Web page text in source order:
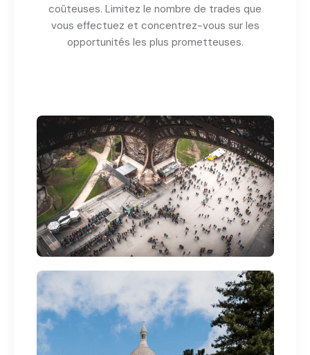
coûteuses. Limitez le nombre de trades que
vous effectuez et concentrez-vous sur les
opportunités les plus prometteuses.